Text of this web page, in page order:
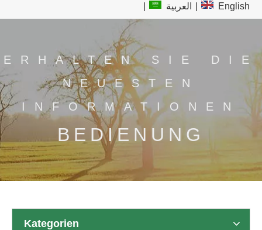
العربية English
ERHALTEN SIE DIE
NEUESTEN
INFORMATIONEN
BEDIENUNG
Kategorien